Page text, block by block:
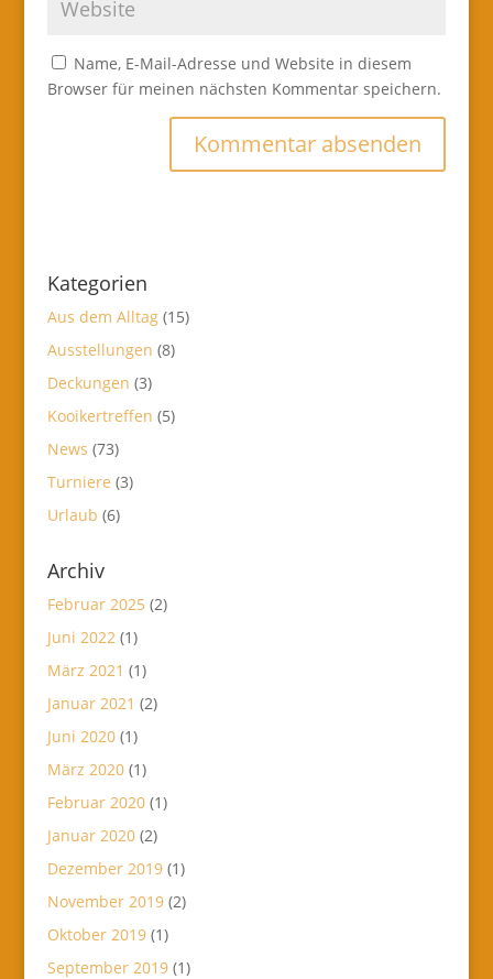
Name, E-Mail-Adresse und Website in diesem
Browser für meinen nächsten Kommentar speichern.
Kategorien
Aus dem Alltag(15)
Ausstellungen (8)
Deckungen (3)
Kooikertreffen (5)
News (73)
Turniere (3)
Urlaub (6)
Archiv
Februar 2025 (2)
Juni 2022(1)
März 2021 (1)
Januar 2021 (2)
Juni 2020(1)
März 2020(1)
Februar 2020(1)
Januar 2020(2)
Dezember 2019(1)
November 2019(2)
Oktober 2019(1)
September 2019(1)